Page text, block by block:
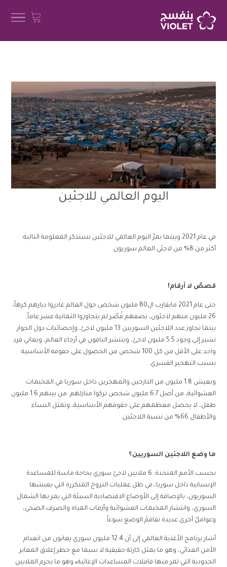
اليوم العالمي للاجئين
في عام 2021 وبينما يمرّ اليوم العالمي للاجئين نستذكر المعلومة التالية:
أكثر من 8% من لاجئي العالم سوريون.
قصصٌ لا أرقام!
حتى عام 2021 مايقارب ال80 مليون شخص حول العالم غادروا ديارهم كرهاً،
26 مليون منهم لاجئون، نصفهم قُصّر لم يتجاوزوا الثمانية عشر عاماً,
بينما
تجاوز عدد اللاجئين السوريين 13 مليون لاجئ، وإحصائيات دول الجوار
تشير إلى وجود 5.5 مليون لاجئ، وينتشر الباقون في أرجاء العالم، ويعاني فرد
واحد على الأقل من كل 100 شخص من الحصول على حقوقه الأساسية
بسبب التهجير القسري.
ويعيش 1.8 مليون من النازحين والمهجرين داخل سوريا في المخيمات
العشوائية، من أصل 6.7 مليون شخص تركوا منازلهم. من بينهم 1.6 مليون
طفل، لا يحصل معظمهم على حقوقهم الأساسية، وتمثل النساء
والأطفال 66% من نسبة اللاجئين.
ما وضع اللاجئين السوريين؟
بحسب الأمم المتحدة: 6 ملايين لاجئ سوري بحاجة ماسة للمساعدة
الإنسانية داخل سوريا، في ظل عمليات النزوح المتكررة التي يعيشها
السوريون، بالإضافة إلى الأوضاع الاقتصادية السيئة التي يمر بها الشمال
السوري، وانتشار المخيمات العشوائية وأزمات المياه والصرف الصحي،
وعواملٌ أخرى عديدة تفاقمُ الوضع سوءاً.
أشار برنامج الأغذية العالمي إلى أن
12.4 مليون سوري يعانون من انعدام
الأمن الغذائي، وهو ما يمثل كارثة حقيقية لا سيما مع خطر إغلاق المعابر
الحدودية التي تمر منها قافلات المساعدات الإغاثية، وهو ما يحرم الملايين